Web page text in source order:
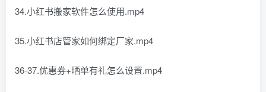
34.小红书搬家软件怎么使用.mp4
35.小红书店管家如何绑定厂家.mp4
36-37.优惠券+晒单有礼怎么设置.mp4